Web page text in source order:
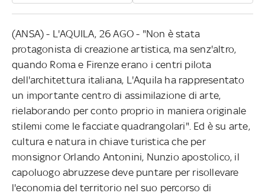
(ANSA) - L'AQUILA, 26 AGO - "Non è stata
protagonista di creazione artistica, ma senz'altro,
quando Roma e Firenze erano i centri pilota
dell'architettura italiana, L'Aquila ha rappresentato
un importante centro di assimilazione di arte,
rielaborando per conto proprio in maniera originale
stilemi come le facciate quadrangolari". Ed è su arte,
cultura e natura in chiave turistica che per
monsignor Orlando Antonini, Nunzio apostolico, il
capoluogo abruzzese deve puntare per risollevare
l'economia del territorio nel suo percorso di